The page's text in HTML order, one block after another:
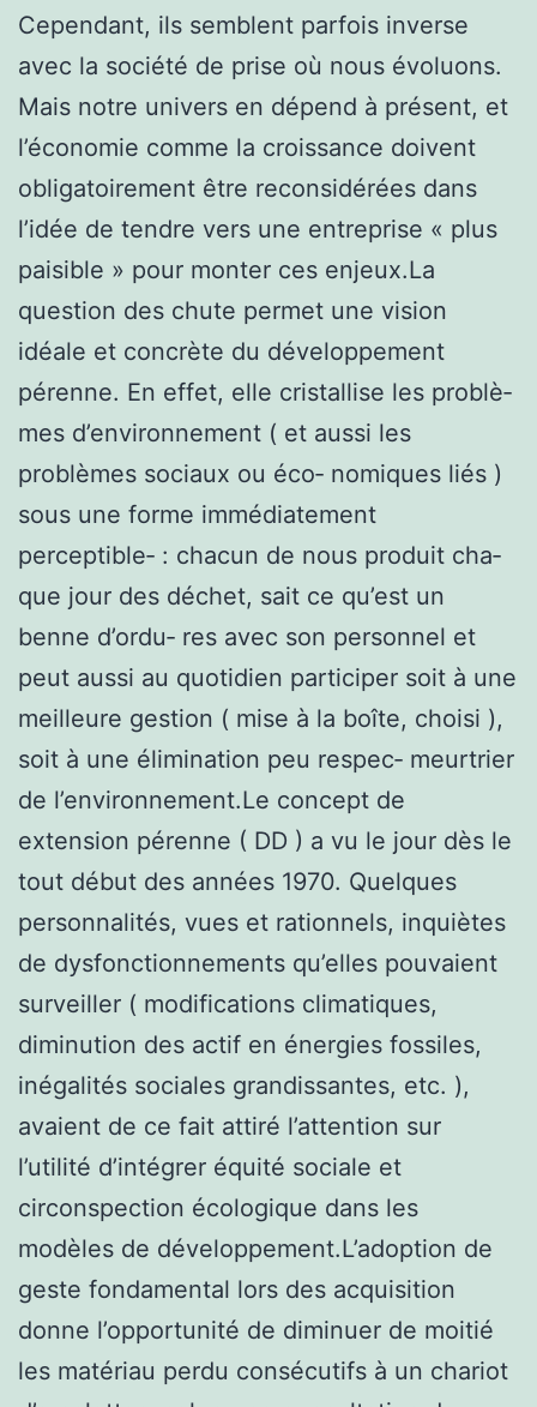
Cependant, ils semblent parfois inverse
avec la société de prise où nous évoluons.
Mais notre univers en dépend à présent, et
l’économie comme la croissance doivent
obligatoirement être reconsidérées dans
l’idée de tendre vers une entreprise « plus
paisible » pour monter ces enjeux.La
question des chute permet une vision
idéale et concrète du développement
pérenne. En effet, elle cristallise les problè‑
mes d’environnement ( et aussi les
problèmes sociaux ou éco‑ nomiques liés )
sous une forme immédiatement
perceptible‑ : chacun de nous produit cha‑
que jour des déchet, sait ce qu’est un
benne d’ordu‑ res avec son personnel et
peut aussi au quotidien participer soit à une
meilleure gestion ( mise à la boîte, choisi ),
soit à une élimination peu respec‑ meurtrier
de l’environnement.Le concept de
extension pérenne ( DD ) a vu le jour dès le
tout début des années 1970. Quelques
personnalités, vues et rationnels, inquiètes
de dysfonctionnements qu’elles pouvaient
surveiller ( modifications climatiques,
diminution des actif en énergies fossiles,
inégalités sociales grandissantes, etc. ),
avaient de ce fait attiré l’attention sur
l’utilité d’intégrer équité sociale et
circonspection écologique dans les
modèles de développement.L’adoption de
geste fondamental lors des acquisition
donne l’opportunité de diminuer de moitié
les matériau perdu consécutifs à un chariot